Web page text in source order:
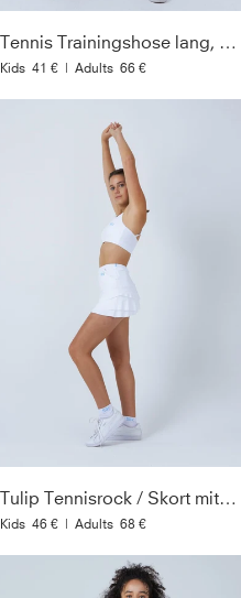
Tennis Trainingshose lang, navy blau
Kids 41 € | Adults 66 €
Tulip Tennisrock / Skort mit Taschen, weiß
Kids 46 € | Adults 68 €